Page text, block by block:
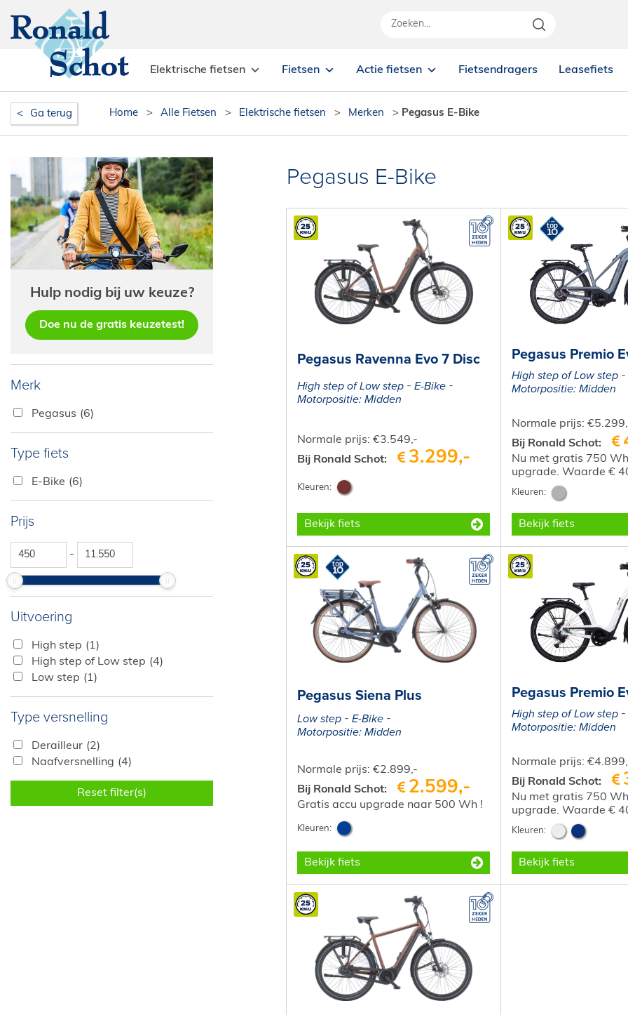
Elektrische fietsen Fietsen Actie fietsen Fietsendragers Leasefiets
Ga terug Home > Alle Fietsen > Elektrische fietsen > Merken > Pegasus E-Bike
Hulp nodig bij uw keuze?
Doe nu de gratis keuzetest!
Merk
Pegasus (6)
Type fiets
E-Bike (6)
Prijs
-
Uitvoering
High step (1)
High step of Low step (4)
Low step (1)
Type versnelling
Derailleur (2)
Naafversnelling (4)
Reset filter(s)
Pegasus E-Bike
Pegasus Premio
High step of Low step
Motorpositie: Midden
Normale prijs:
Bij Ronald Schot:
Nu met gratis 750
upgrade. Waarde €
Bekijk fiets
Pegasus Ravenna Evo 7 Disc
High step of Low step
E-Bike
Motorpositie: Midden
Normale prijs: €3.549,-
Bij Ronald Schot:
3.299,-
Bekijk fiets
Pegasus Siena Plus
Low step
E-Bike
Motorpositie: Midden
Normale prijs: €2.899,-
Bij Ronald Schot:
2.599,-
Gratis accu upgrade naar 500 Wh !
Bekijk fiets
Pegasus Premio
High step of Low step
Motorpositie: Midden
Normale prijs:
Bij Ronald Schot:
Nu met gratis 750
upgrade. Waarde €
Bekijk fiets